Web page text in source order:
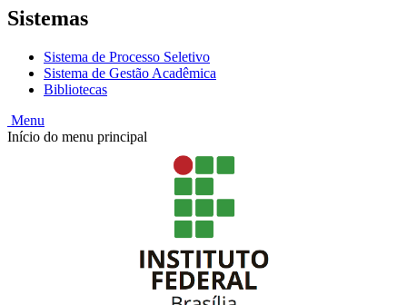
Sistemas
Sistema de Processo Seletivo
Sistema de Gestão Acadêmica
Bibliotecas
Menu
Início do menu principal